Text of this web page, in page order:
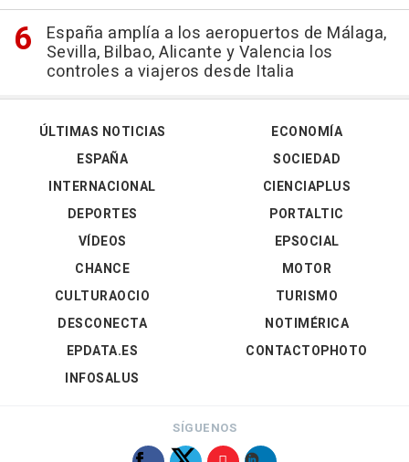
España amplía a los aeropuertos de Málaga,
Sevilla, Bilbao, Alicante y Valencia los
controles a viajeros desde Italia
ÚLTIMAS NOTICIAS
ESPAÑA
INTERNACIONAL
DEPORTES
VÍDEOS
ECONOMÍA
SOCIEDAD
CIENCIAPLUS
PORTALTIC
EPSOCIAL
CHANCE
CULTURAOCIO
DESCONECTA
EPDATA.ES
INFOSALUS
MOTOR
TURISMO
NOTIMÉRICA
CONTACTOPHOTO
SÍGUENOS